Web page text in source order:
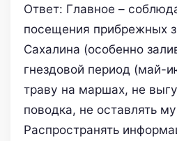
Ответ: Главное –
посещения прибрежных
Сахалина (особенно
гнездовой период (май-
траву на маршах, не
поводка, не оставлять
Распространять